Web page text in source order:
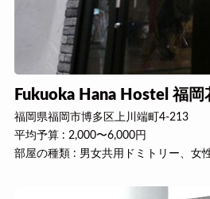
Fukuoka Hana Hostel 福岡
福岡県福岡市博多区上川端町4-213
平均予算 : 2,000〜6,000円
部屋の種類 : 男女共用ドミトリー、女